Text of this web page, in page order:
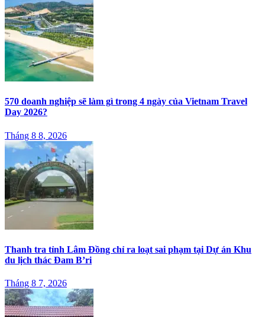
570 doanh nghiệp sẽ làm gì trong 4 ngày của Vietnam Travel
Day 2026?
Tháng 8 8, 2026
Thanh tra tỉnh Lâm Đồng chỉ ra loạt sai phạm tại Dự án Khu
du lịch thác Đam B’ri
Tháng 8 7, 2026